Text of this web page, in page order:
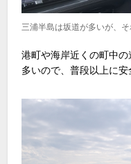
三浦半島は坂道が多いが、
港町や海岸近くの町中
多いので、普段以上に安